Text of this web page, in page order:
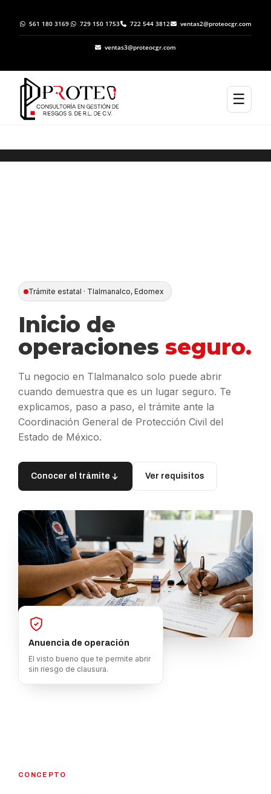
561 180 3169 729 150 1753 722 544 3812 ventas2@proteocgr.com
ventas3@proteocgr.com
☰
Trámite estatal · Tlalmanalco, Edomex
Inicio de
operaciones seguro.
Tu negocio en Tlalmanalco solo puede abrir
cuando demuestra que es un lugar seguro. Te
explicamos, paso a paso, el trámite ante la
Coordinación General de Protección Civil del
Estado de México.
Conocer el trámite Ver requisitos
Anuencia de operación
El visto bueno que te permite abrir
sin riesgo de clausura.
CONCEPTO